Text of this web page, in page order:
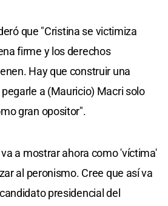
que "Cristina se victimiza
firme y los derechos
Hay que construir una
a (Mauricio) Macri solo
gran opositor".
a mostrar ahora como 'víctima'
al peronismo. Cree que así va
presidencial del